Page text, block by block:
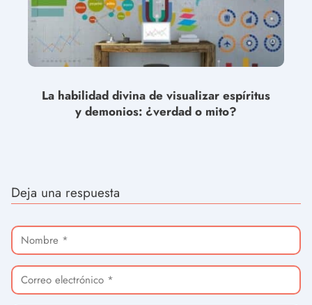
La habilidad divina de visualizar espíritus
y demonios: ¿verdad o mito?
Deja una respuesta